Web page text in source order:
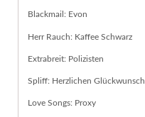
Blackmail: Evon
Herr Rauch: Kaffee Schwarz
Extrabreit: Polizisten
Spliff: Herzlichen Glückwunsch
Love Songs: Proxy